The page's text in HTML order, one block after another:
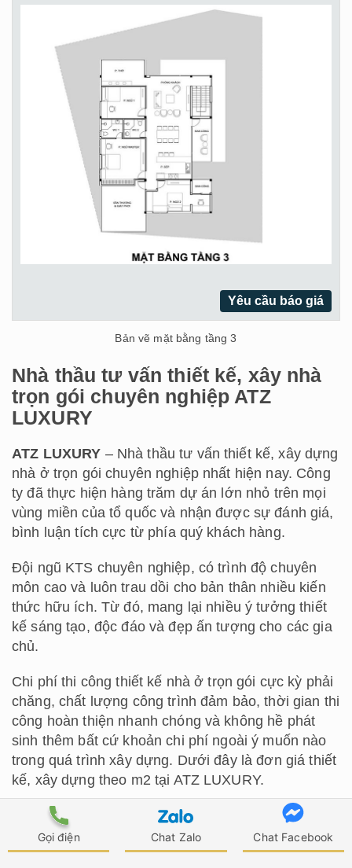
Gọi điện Chat Zalo Chat Facebook
Yêu cầu báo giá
Bản vẽ mặt bằng tầng 3
Nhà thầu tư vấn thiết kế, xây nhà
trọn gói chuyên nghiệp ATZ
LUXURY
ATZ LUXURY – Nhà thầu tư vấn thiết kế, xây dựng
nhà ở trọn gói chuyên nghiệp nhất hiện nay. Công
ty đã thực hiện hàng trăm dự án lớn nhỏ trên mọi
vùng miền của tổ quốc và nhận được sự đánh giá,
bình luận tích cực từ phía quý khách hàng.
Đội ngũ KTS chuyên nghiệp, có trình độ chuyên
môn cao và luôn trau dồi cho bản thân nhiều kiến
thức hữu ích. Từ đó, mang lại nhiều ý tưởng thiết
kế sáng tạo, độc đáo và đẹp ấn tượng cho các gia
chủ.
Chi phí thi công thiết kế nhà ở trọn gói cực kỳ phải
chăng, chất lượng công trình đảm bảo, thời gian thi
công hoàn thiện nhanh chóng và không hề phát
sinh thêm bất cứ khoản chi phí ngoài ý muốn nào
trong quá trình xây dựng. Dưới đây là đơn giá thiết
kế, xây dựng theo m2 tại ATZ LUXURY.
Đơn giá thiết kế, xây nhà trọn gói tại ATZ LUXURY
Gói dịch vụ Đơn giá theo m2